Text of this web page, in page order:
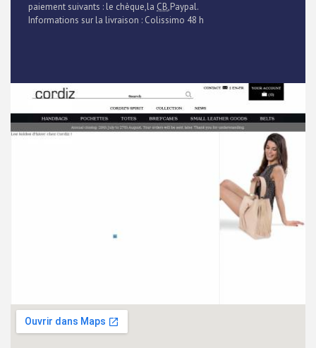
paiement suivants : le chèque,la CB,Paypal.
Informations sur la livraison : Colissimo 48 h